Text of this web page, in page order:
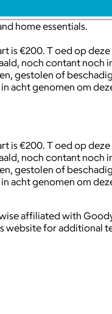
home essentials.
is €200. T oed op
noch contant
gestolen of
genomen om
is €200. T oed op
noch contant
gestolen of
genomen om
affiliated with
website for additional